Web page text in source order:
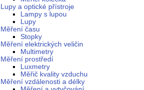
Lupy a optické přístroje
Lampy s lupou
Lupy
Měření času
Stopky
Měření elektrických veličin
Multimetry
Měření prostředí
Luxmetry
Měřič kvality vzduchu
Měření vzdálenosti a délky